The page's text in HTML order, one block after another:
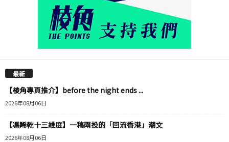
最新
【棱角專頁推介】before the night ends ...
2026年08月06日
【馮睎乾十三維度】一稿兩投的「回流香港」潮文
2026年08月06日